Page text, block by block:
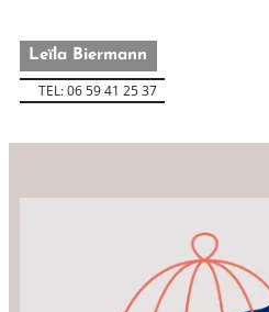
Leïla Biermann
TEL: 06 59 41 25 37